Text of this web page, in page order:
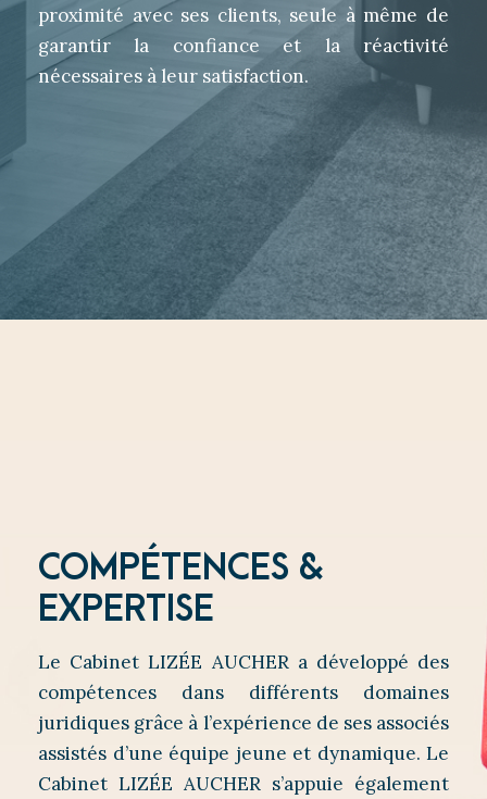
proximité avec ses clients, seule à même de
garantir la confiance et la réactivité
nécessaires à leur satisfaction.
COMPÉTENCES &
EXPERTISE
Le Cabinet LIZÉE AUCHER a développé des
compétences dans différents domaines
juridiques grâce à l’expérience de ses associés
assistés d’une équipe jeune et dynamique. Le
Cabinet LIZÉE AUCHER s’appuie également